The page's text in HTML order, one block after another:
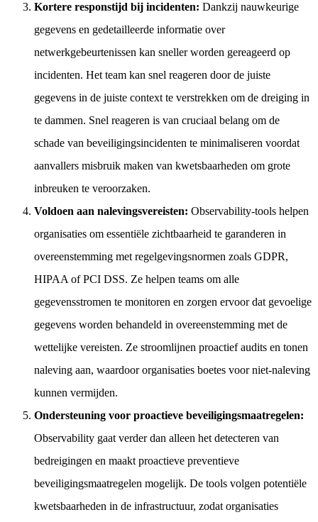
Kortere responstijd bij incidenten: Dankzij nauwkeurige
gegevens en gedetailleerde informatie over
netwerkgebeurtenissen kan sneller worden gereageerd op
incidenten. Het team kan snel reageren door de juiste
gegevens in de juiste context te verstrekken om de dreiging in
te dammen. Snel reageren is van cruciaal belang om de
schade van beveiligingsincidenten te minimaliseren voordat
aanvallers misbruik maken van kwetsbaarheden om grote
inbreuken te veroorzaken.
Voldoen aan nalevingsvereisten: Observability-tools helpen
organisaties om essentiële zichtbaarheid te garanderen in
overeenstemming met regelgevingsnormen zoals GDPR,
HIPAA of PCI DSS. Ze helpen teams om alle
gegevensstromen te monitoren en zorgen ervoor dat gevoelige
gegevens worden behandeld in overeenstemming met de
wettelijke vereisten. Ze stroomlijnen proactief audits en tonen
naleving aan, waardoor organisaties boetes voor niet-naleving
kunnen vermijden.
Ondersteuning voor proactieve beveiligingsmaatregelen:
Observability gaat verder dan alleen het detecteren van
bedreigingen en maakt proactieve preventieve
beveiligingsmaatregelen mogelijk. De tools volgen potentiële
kwetsbaarheden in de infrastructuur, zodat organisaties